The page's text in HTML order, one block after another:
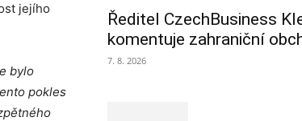
jejího
bylo
pokles
Ředitel CzechBusiness
komentuje zahraniční
7. 8. 2026